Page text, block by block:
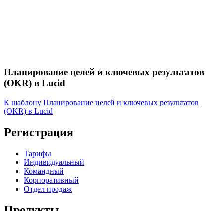
Планирование целей и ключевых результатов
(OKR) в Lucid
К шаблону Планирование целей и ключевых результатов
(OKR) в Lucid
Регистрация
Тарифы
Индивидуальный
Командный
Корпоративный
Отдел продаж